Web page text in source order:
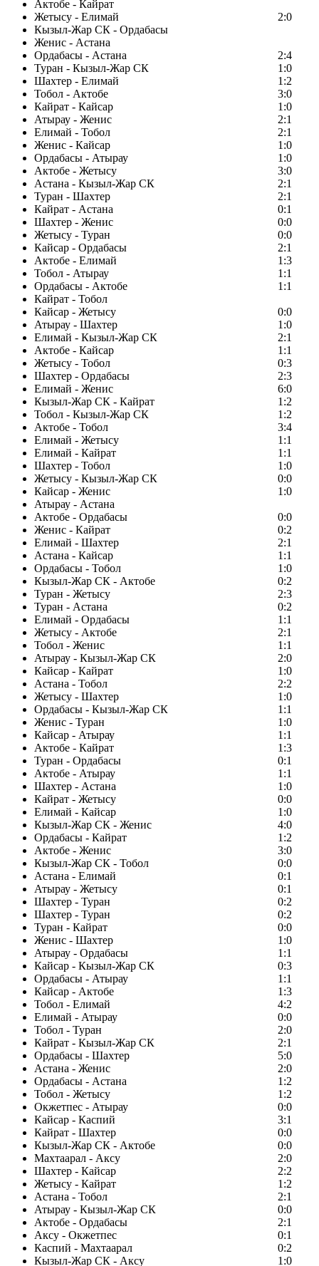
Актобе - Кайрат
Жетысу - Елимай
2:0
Кызыл-Жар СК - Ордабасы
Женис - Астана
Ордабасы - Астана
2:4
Туран - Кызыл-Жар СК
1:0
Шахтер - Елимай
1:2
Тобол - Актобе
3:0
Кайрат - Кайсар
1:0
Атырау - Женис
2:1
Елимай - Тобол
2:1
Женис - Кайсар
1:0
Ордабасы - Атырау
1:0
Актобе - Жетысу
3:0
Астана - Кызыл-Жар СК
2:1
Туран - Шахтер
2:1
Кайрат - Астана
0:1
Шахтер - Женис
0:0
Жетысу - Туран
0:0
Кайсар - Ордабасы
2:1
Актобе - Елимай
1:3
Тобол - Атырау
1:1
Ордабасы - Актобе
1:1
Кайрат - Тобол
Кайсар - Жетысу
0:0
Атырау - Шахтер
1:0
Елимай - Кызыл-Жар СК
2:1
Актобе - Кайсар
1:1
Жетысу - Тобол
0:3
Шахтер - Ордабасы
2:3
Елимай - Женис
6:0
Кызыл-Жар СК - Кайрат
1:2
Тобол - Кызыл-Жар СК
1:2
Актобе - Тобол
3:4
Елимай - Жетысу
1:1
Елимай - Кайрат
1:1
Шахтер - Тобол
1:0
Жетысу - Кызыл-Жар СК
0:0
Кайсар - Женис
1:0
Атырау - Астана
Актобе - Ордабасы
0:0
Женис - Кайрат
0:2
Елимай - Шахтер
2:1
Астана - Кайсар
1:1
Ордабасы - Тобол
1:0
Кызыл-Жар СК - Актобе
0:2
Туран - Жетысу
2:3
Туран - Астана
0:2
Елимай - Ордабасы
1:1
Жетысу - Актобе
2:1
Тобол - Женис
1:1
Атырау - Кызыл-Жар СК
2:0
Кайсар - Кайрат
1:0
Астана - Тобол
2:2
Жетысу - Шахтер
1:0
Ордабасы - Кызыл-Жар СК
1:1
Женис - Туран
1:0
Кайсар - Атырау
1:1
Актобе - Кайрат
1:3
Туран - Ордабасы
0:1
Актобе - Атырау
1:1
Шахтер - Астана
1:0
Кайрат - Жетысу
0:0
Елимай - Кайсар
1:0
Кызыл-Жар СК - Женис
4:0
Ордабасы - Кайрат
1:2
Актобе - Женис
3:0
Кызыл-Жар СК - Тобол
0:0
Астана - Елимай
0:1
Атырау - Жетысу
0:1
Шахтер - Туран
0:2
Шахтер - Туран
0:2
Туран - Кайрат
0:0
Женис - Шахтер
1:0
Атырау - Ордабасы
1:1
Кайсар - Кызыл-Жар СК
0:3
Ордабасы - Атырау
1:1
Кайсар - Актобе
1:3
Тобол - Елимай
4:2
Елимай - Атырау
0:0
Тобол - Туран
2:0
Кайрат - Кызыл-Жар СК
2:1
Ордабасы - Шахтер
5:0
Астана - Женис
2:0
Ордабасы - Астана
1:2
Тобол - Жетысу
1:2
Окжетпес - Атырау
0:0
Кайсар - Каспий
3:1
Кайрат - Шахтер
0:0
Кызыл-Жар СК - Актобе
0:0
Махтаарал - Аксу
2:0
Шахтер - Кайсар
2:2
Жетысу - Кайрат
1:2
Астана - Тобол
2:1
Атырау - Кызыл-Жар СК
0:0
Актобе - Ордабасы
2:1
Аксу - Окжетпес
0:1
Каспий - Махтаарал
0:2
Кызыл-Жар СК - Аксу
1:0